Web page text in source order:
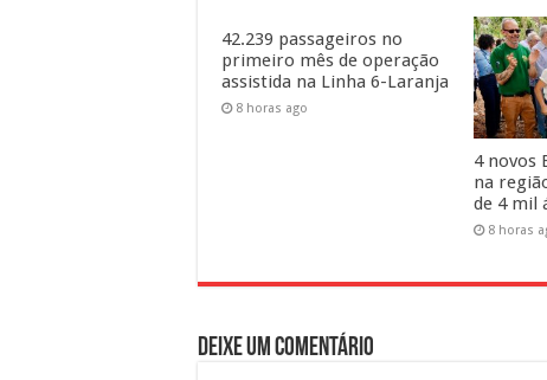
42.239 passageiros no
primeiro mês de operação
assistida na Linha 6-Laranja
8 horas ago
4 novos
na
de 4 mil
8 horas
Deixe um comentário